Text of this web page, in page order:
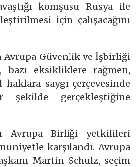
komşusu Rusya ile
için çalışacağını
Avrupa Güvenlik ve İşbirliği
bazı eksikliklere rağmen,
saygı çerçevesinde
şekilde gerçekleştiğine
Avrupa Birliği yetkilileri
karşılandı. Avrupa
Martin Schulz, seçim